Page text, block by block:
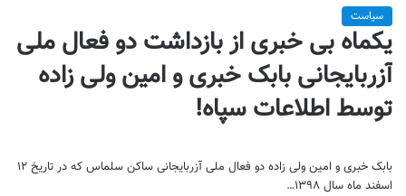
سیاست
یکماه بی خبری از بازداشت دو فعال ملی
آزربایجانی بابک خبری و امین ولی زاده
توسط اطلاعات سپاه!
بابک خبری و امین ولی زاده دو فعال ملی آزربایجانی ساکن سلماس که در تاریخ ۱۲
اسفند ماه سال ۱۳۹۸…